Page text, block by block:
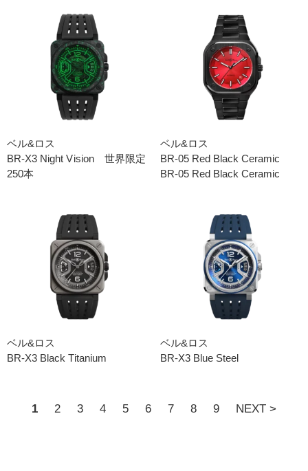
ベル&ロス
BR-X3 Night Vision 世界限定
250本
ベル&ロス
BR-05 Red Black Ceramic
BR-05 Red Black Ceramic
ベル&ロス
BR-X3 Black Titanium
ベル&ロス
BR-X3 Blue Steel
1 2 3 4 5 6 7 8 9 NEXT >